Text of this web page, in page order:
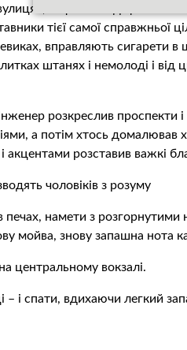
пафосні і від цього
тієї самої справжньої
вправляють сигарети
штанях і немолоді і від
розкреслив проспекти і
а потім хтось домалював
акцентами розставив важкі
чоловіків з рoзyму
намети з розгорнутими
мойва, знову запашна нота
на центральному вокзалі.
– і спати, вдихаючи легкий